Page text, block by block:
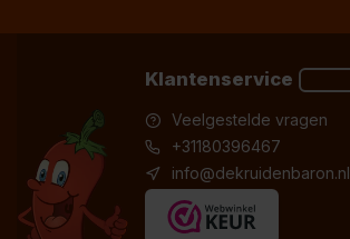
Klantenservice
Veelgestelde vragen
+31180396467
info@dekruidenbaron.nl